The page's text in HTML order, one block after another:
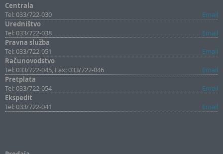
Centrala
Tel: 033/722-030
Email
Uredništvo
Tel: 033/722-038
Email
Pravna služba
Tel: 033/722-051
Email
Računovodstvo
Tel: 033/722-045, Fax: 033/722-046
Email
Pretplata
Tel: 033/722-054
Email
Ekspedit
Tel: 033/722-041
Email